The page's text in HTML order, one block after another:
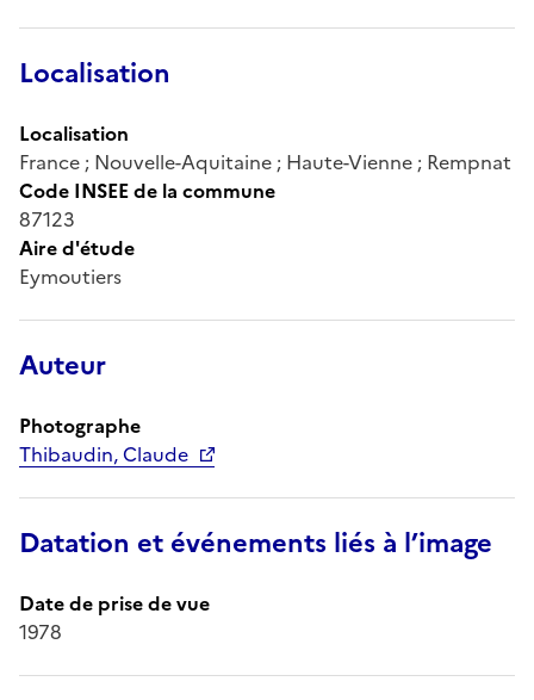
Localisation
Localisation
France ; Nouvelle-Aquitaine ; Haute-Vienne ; Rempnat
Code INSEE de la commune
87123
Aire d'étude
Eymoutiers
Auteur
Photographe
Thibaudin, Claude
Datation et événements liés à l’image
Date de prise de vue
1978